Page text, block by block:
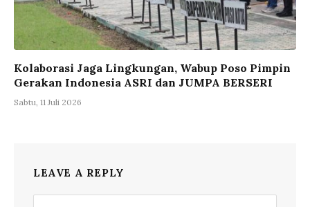
Kolaborasi Jaga Lingkungan, Wabup Poso Pimpin
Gerakan Indonesia ASRI dan JUMPA BERSERI
Sabtu, 11 Juli 2026
LEAVE A REPLY